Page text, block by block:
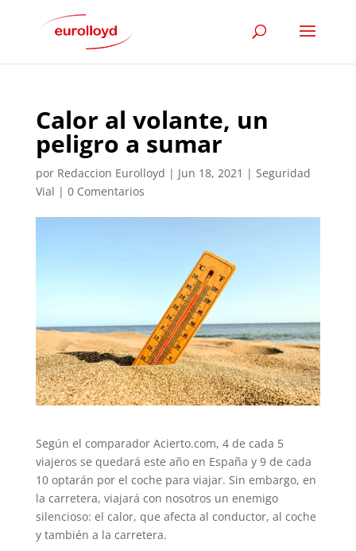
Calor al volante, un
peligro a sumar
por Redaccion Eurolloyd | Jun 18, 2021 | Seguridad
Vial | 0 Comentarios
Según el comparador Acierto.com, 4 de cada 5
viajeros se quedará este año en España y 9 de cada
10 optarán por el coche para viajar. Sin embargo, en
la carretera, viajará con nosotros un enemigo
silencioso: el calor, que afecta al conductor, al coche
y también a la carretera.